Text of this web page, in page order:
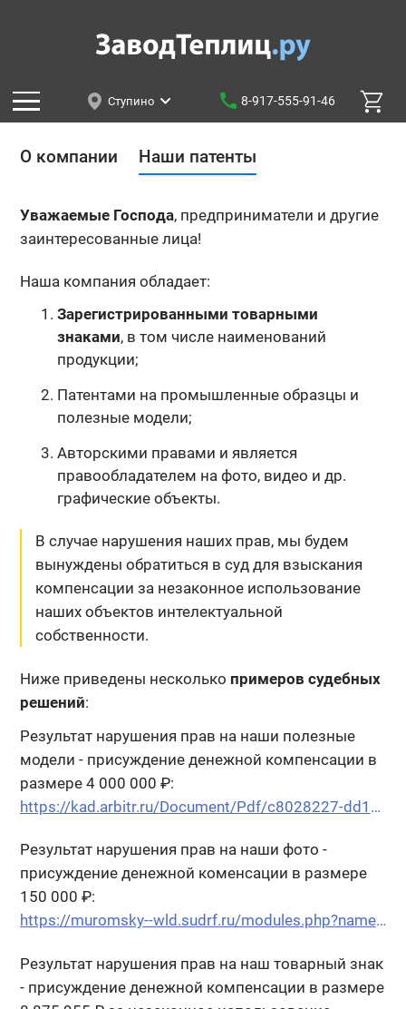
Ступино 8-917-555-91-46
О компании Наши патенты
Уважаемые Господа, предприниматели и другие
заинтересованные лица!
Наша компания обладает:
Зарегистрированными товарными
знаками, в том числе наименований
продукции;
Патентами на промышленные образцы и
полезные модели;
Авторскими правами и является
правообладателем на фото, видео и др.
графические объекты.
В случае нарушения наших прав, мы будем
вынуждены обратиться в суд для взыскания
компенсации за незаконное использование
наших объектов интелектуальной
собственности.
Ниже приведены несколько примеров судебных
решений:
Результат нарушения прав на наши полезные
модели - присуждение денежной компенсации в
размере 4 000 000 ₽:
https://kad.arbitr.ru/Document/Pdf/c8028227-dd16-49b9-8c4c-8d2d0ed5cfbf/7e4b1c70-5829-4515-aa7e-9b10fab4e0be/A13-5545-2019_20191226_Postanovlenie_apelljacionnoj_instancii.pdf?isAddStamp=True
Результат нарушения прав на наши фото -
присуждение денежной коменсации в размере
150 000 ₽:
https://muromsky--wld.sudrf.ru/modules.php?name=sud_delo&srv_num=1&name_op=case&case_id=28356963&case_uid=0af032a6-28aa-41f1-94fd-0f7493dedf2e&delo_id=1540005
Результат нарушения прав на наш товарный знак
- присуждение денежной компенсации в размере